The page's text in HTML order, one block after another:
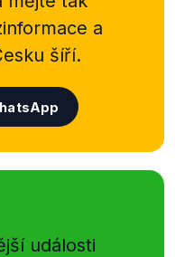
a
šíří.
události